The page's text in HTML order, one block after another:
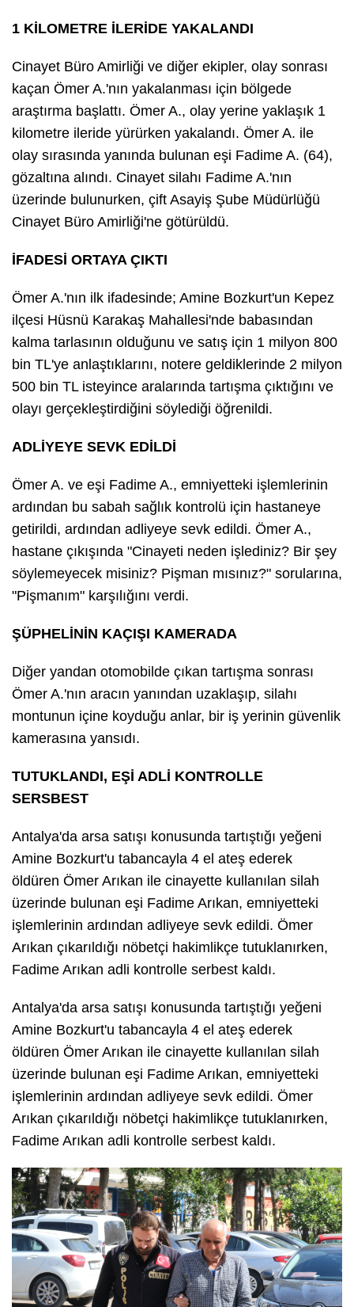
1 KİLOMETRE İLERİDE YAKALANDI
Cinayet Büro Amirliği ve diğer ekipler, olay sonrası
kaçan Ömer A.'nın yakalanması için bölgede
araştırma başlattı. Ömer A., olay yerine yaklaşık 1
kilometre ileride yürürken yakalandı. Ömer A. ile
olay sırasında yanında bulunan eşi Fadime A. (64),
gözaltına alındı. Cinayet silahı Fadime A.'nın
üzerinde bulunurken, çift Asayiş Şube Müdürlüğü
Cinayet Büro Amirliği'ne götürüldü.
İFADESİ ORTAYA ÇIKTI
Ömer A.'nın ilk ifadesinde; Amine Bozkurt'un Kepez
ilçesi Hüsnü Karakaş Mahallesi'nde babasından
kalma tarlasının olduğunu ve satış için 1 milyon 800
bin TL'ye anlaştıklarını, notere geldiklerinde 2 milyon
500 bin TL isteyince aralarında tartışma çıktığını ve
olayı gerçekleştirdiğini söylediği öğrenildi.
ADLİYEYE SEVK EDİLDİ
Ömer A. ve eşi Fadime A., emniyetteki işlemlerinin
ardından bu sabah sağlık kontrolü için hastaneye
getirildi, ardından adliyeye sevk edildi. Ömer A.,
hastane çıkışında "Cinayeti neden işlediniz? Bir şey
söylemeyecek misiniz? Pişman mısınız?" sorularına,
"Pişmanım" karşılığını verdi.
ŞÜPHELİNİN KAÇIŞI KAMERADA
Diğer yandan otomobilde çıkan tartışma sonrası
Ömer A.'nın aracın yanından uzaklaşıp, silahı
montunun içine koyduğu anlar, bir iş yerinin güvenlik
kamerasına yansıdı.
TUTUKLANDI, EŞİ ADLİ KONTROLLE
SERSBEST
Antalya'da arsa satışı konusunda tartıştığı yeğeni
Amine Bozkurt'u tabancayla 4 el ateş ederek
öldüren Ömer Arıkan ile cinayette kullanılan silah
üzerinde bulunan eşi Fadime Arıkan, emniyetteki
işlemlerinin ardından adliyeye sevk edildi. Ömer
Arıkan çıkarıldığı nöbetçi hakimlikçe tutuklanırken,
Fadime Arıkan adli kontrolle serbest kaldı.
Antalya'da arsa satışı konusunda tartıştığı yeğeni
Amine Bozkurt'u tabancayla 4 el ateş ederek
öldüren Ömer Arıkan ile cinayette kullanılan silah
üzerinde bulunan eşi Fadime Arıkan, emniyetteki
işlemlerinin ardından adliyeye sevk edildi. Ömer
Arıkan çıkarıldığı nöbetçi hakimlikçe tutuklanırken,
Fadime Arıkan adli kontrolle serbest kaldı.